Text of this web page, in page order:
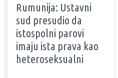
Rumunija: Ustavni
sud presudio da
istospolni parovi
imaju ista prava kao
heteroseksualni